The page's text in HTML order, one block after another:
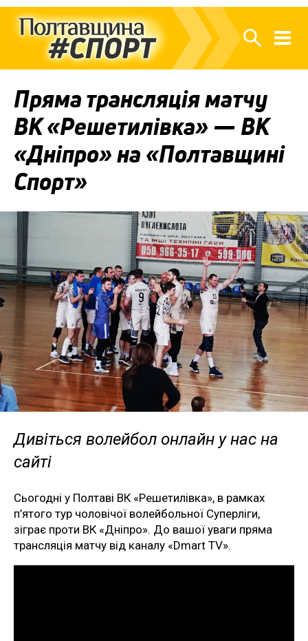
Пряма трансляція матчу
ВК «Решетилівка» — ВК
«Дніпро» на «Полтавщині
Спорт»
Дивіться волейбол онлайн у нас на
сайті
Сьогодні у Полтаві ВК «Решетилівка», в рамках
п’ятого тур чоловічої волейбольної Суперліги,
зіграє проти ВК «Дніпро». До вашої уваги пряма
трансляція матчу від каналу «Dmart TV».